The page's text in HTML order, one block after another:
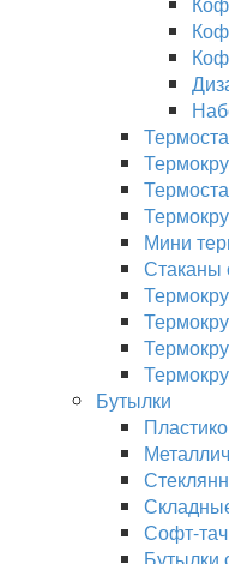
Мини
Стаканы
Бутылки
Софт-